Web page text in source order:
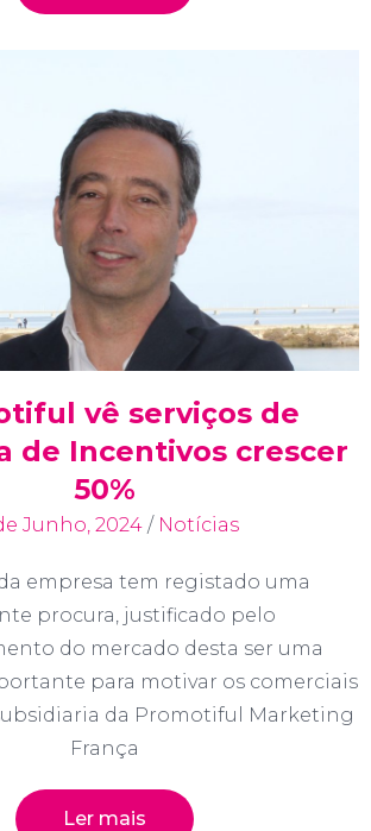
vê serviços de
de Incentivos crescer
50%
Junho, 2024 / Notícias
empresa tem registado uma
procura, justificado pelo
do mercado desta ser uma
para motivar os comerciais
da Promotiful Marketing
França
Ler mais